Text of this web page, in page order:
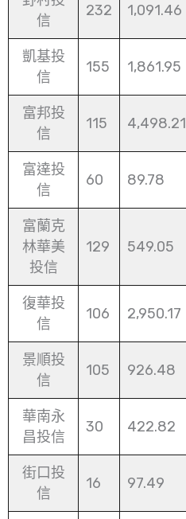
信
232 1,091.46
凱基投
信
155 1,861.95
富邦投
信
115 4,498.21
富達投
信
60 89.78
富蘭克
林華美
投信
129 549.05
復華投
信
106 2,950.17
景順投
信
105 926.48
華南永
昌投信
30 422.82
街口投
信
16 97.49